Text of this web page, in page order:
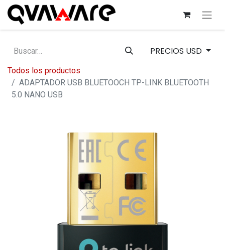
PRECIOS USD
Todos los productos
ADAPTADOR USB BLUETOOCH TP-LINK BLUETOOTH
5.0 NANO USB